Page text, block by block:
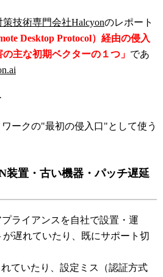
技術専門会社Halcyonのレポート
Desktop Protocol）経由の侵入
主な初期ベクターの１つ」 であ
ークの"最初の侵入口"として使う
装置・古い機器・パッチ遅延
ライアンスを自社で設置・運
遅れていたり、既にサポート切
ていたり、設定ミス（認証方式